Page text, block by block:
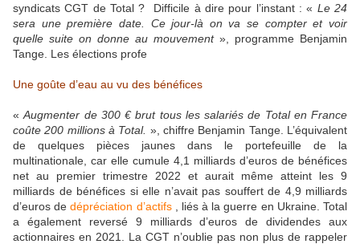
syndicats CGT de Total ? Difficile à dire pour l’instant : « Le 24
sera une première date. Ce jour-là on va se compter et voir
quelle suite on donne au mouvement», programme Benjamin
Tange. Les élections profe
Une goûte d’eau au vu des bénéfices
«Augmenter de 300 € brut tous les salariés de Total en France
coûte 200 millions à Total. », chiffre Benjamin Tange. L’équivalent
de quelques pièces jaunes dans le portefeuille de la
multinationale, car elle cumule 4,1 milliards d’euros de bénéfices
net au premier trimestre 2022 et aurait même atteint les 9
milliards de bénéfices si elle n’avait pas souffert de 4,9 milliards
d’euros dedépréciation d’actifs, liés à la guerre en Ukraine. Total
a également reversé 9 milliards d’euros de dividendes aux
actionnaires en 2021. La CGT n’oublie pas non plus de rappeler